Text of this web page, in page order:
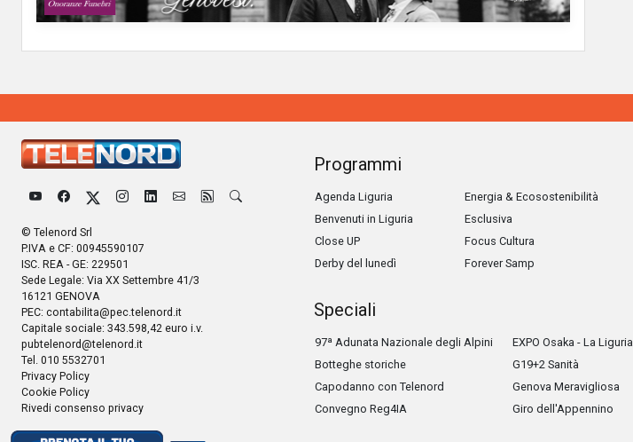
© Telenord Srl
P.IVA e CF: 00945590107
ISC. REA - GE: 229501
Sede Legale: Via XX Settembre 41/3
16121 GENOVA
PEC: contabilita@pec.telenord.it
Capitale sociale: 343.598,42 euro i.v.
pubtelenord@telenord.it
Tel. 010 5532701
Privacy Policy
Cookie Policy
Rivedi consenso privacy
Programmi
Agenda Liguria
Benvenuti in Liguria
Close UP
Derby del lunedì
Energia & Ecosostenibilità
Esclusiva
Focus Cultura
Forever Samp
Speciali
97ª Adunata Nazionale degli Alpini
Botteghe storiche
Capodanno con Telenord
Convegno Reg4IA
EXPO Osaka - La Liguria
G19+2 Sanità
Genova Meravigliosa
Giro dell'Appennino